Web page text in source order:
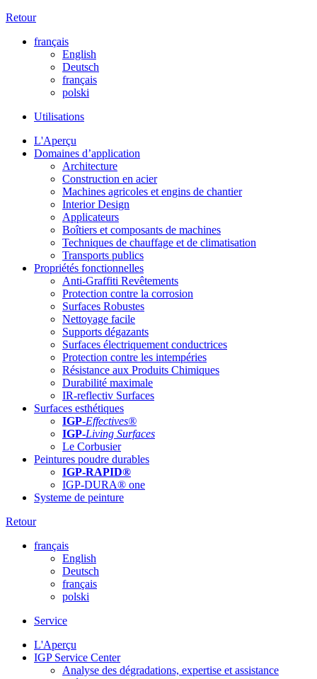
Retour
français
English
Deutsch
français
polski
Utilisations
L'Aperçu
Domaines d’application
Architecture
Construction en acier
Machines agricoles et engins de chantier
Interior Design
Applicateurs
Boîtiers et composants de machines
Techniques de chauffage et de climatisation
Transports publics
Propriétés fonctionnelles
Anti-Graffiti Revêtements
Protection contre la corrosion
Surfaces Robustes
Nettoyage facile
Supports dégazants
Surfaces électriquement conductrices
Protection contre les intempéries
Résistance aux Produits Chimiques
Durabilité maximale
IR-reflectiv Surfaces
Surfaces esthétiques
IGP-Effectives®
IGP-Living Surfaces
Le Corbusier
Peintures poudre durables
IGP-RAPID®
IGP-DURA® one
Systeme de peinture
Retour
français
English
Deutsch
français
polski
Service
L'Aperçu
IGP Service Center
Analyse des dégradations, expertise et assistance